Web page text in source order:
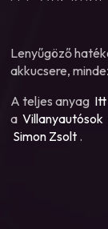
Lenyűgöző
akkucsere,
A teljes anyag Itt
a Villanyautósok
Simon Zsolt .